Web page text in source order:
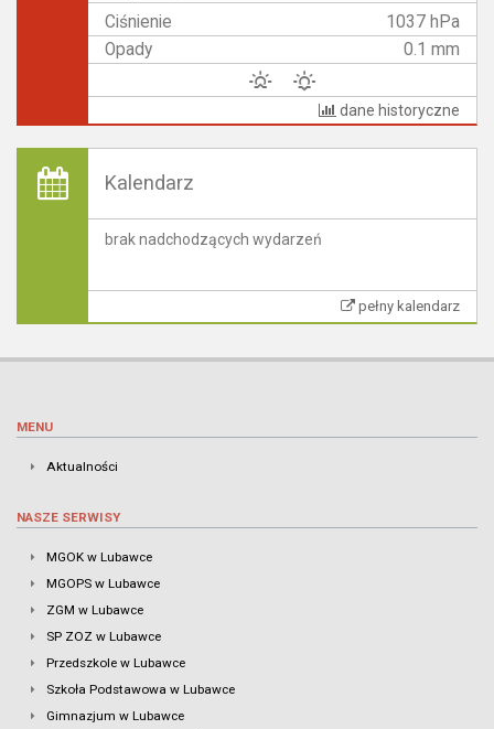
Ciśnienie
1037 hPa
Opady
0.1 mm
dane historyczne
Kalendarz
brak nadchodzących wydarzeń
pełny kalendarz
MENU
Aktualności
NASZE SERWISY
MGOK w Lubawce
MGOPS w Lubawce
ZGM w Lubawce
SP ZOZ w Lubawce
Przedszkole w Lubawce
Szkoła Podstawowa w Lubawce
Gimnazjum w Lubawce